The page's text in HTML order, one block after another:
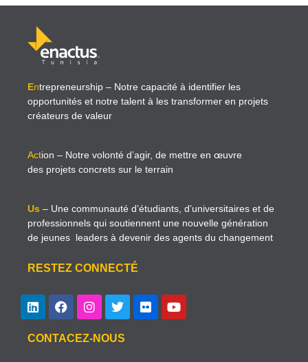
Entrepreneurship – Notre capacité à identifier les
opportunités et notre talent à les transformer en projets
créateurs de valeur
Action – Notre volonté d’agir, de mettre en œuvre
des projets concrets sur le terrain
Us – Une communauté d’étudiants, d’universitaires et de
professionnels qui soutiennent une nouvelle génération
de jeunes leaders à devenir des agents du changement
RESTEZ CONNECTÉ
CONTACEZ-NOUS